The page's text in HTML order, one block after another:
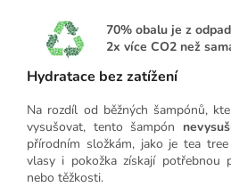
70% obalu je z
2x více CO2 než
Hydratace bez zatížení
Na rozdíl od běžných šampónů,
vysušovat, tento šampón
přírodním složkám, jako je tea
vlasy i pokožka získají potřebnou
nebo těžkosti.